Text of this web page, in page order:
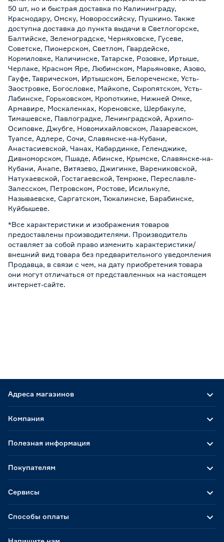
50 шт, но и быстрая доставка по Калининграду,
Краснодару, Омску, Новороссийску, Пушкино. Также
доступна доставка до пункта выдачи в Светлогорске,
Балтийске, Зеленоградске, Черняховске, Гусеве,
Советске, Пионерском, Светлом, Гвардейске,
Кормиловке, Каличинске, Татарске, Розовке, Иртыше,
Черлаке, Красном Яре, Любинском, Марьяновке, Азово,
Гауфе, Таврическом, Иртышском, Белореченске, Усть-
Заостровке, Богословке, Майкопе, Сыропятском, Усть-
Лабинске, Горьковском, Кропоткине, Нижней Омке,
Армавире, Москаленках, Кореновске, Шербакуле,
Тимашевске, Павлоградке, Ленинградской, Архипо-
Осиповке, Джубге, Новомихайловском, Лазаревском,
Туапсе, Адлере, Сочи, Славянске-на-Кубани,
Анастасиевской, Чанах, Кабардинке, Геленджике,
Дивноморском, Пшаде, Абинске, Крымске, Славянске-на-
Кубани, Анапе, Витязево, Джигинке, Варениковской,
Натухаевской, Гостагаевской, Темрюке, Переславле-
Залесском, Петровском, Ростове, Исилькуле,
Называевске, Саргатском, Тюкалинске, Барабинске,
Куйбышеве.
*Все характеристики и изображения товаров
предоставлены производителями. Производитель
оставляет за собой право изменить характеристики/
внешний вид товара без предварительного уведомления
Продавца, в связи с чем, на дату приобретения товара
они могут отличаться от представленных на настоящем
интернет-сайте.
Адреса магазинов
Способы оплаты
Компания
Полезная информация
Покупателям
Сервисы